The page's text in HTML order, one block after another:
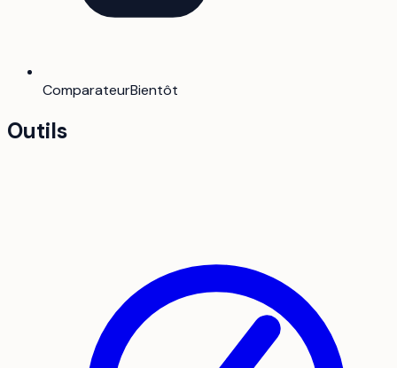
ComparateurBientôt
Outils